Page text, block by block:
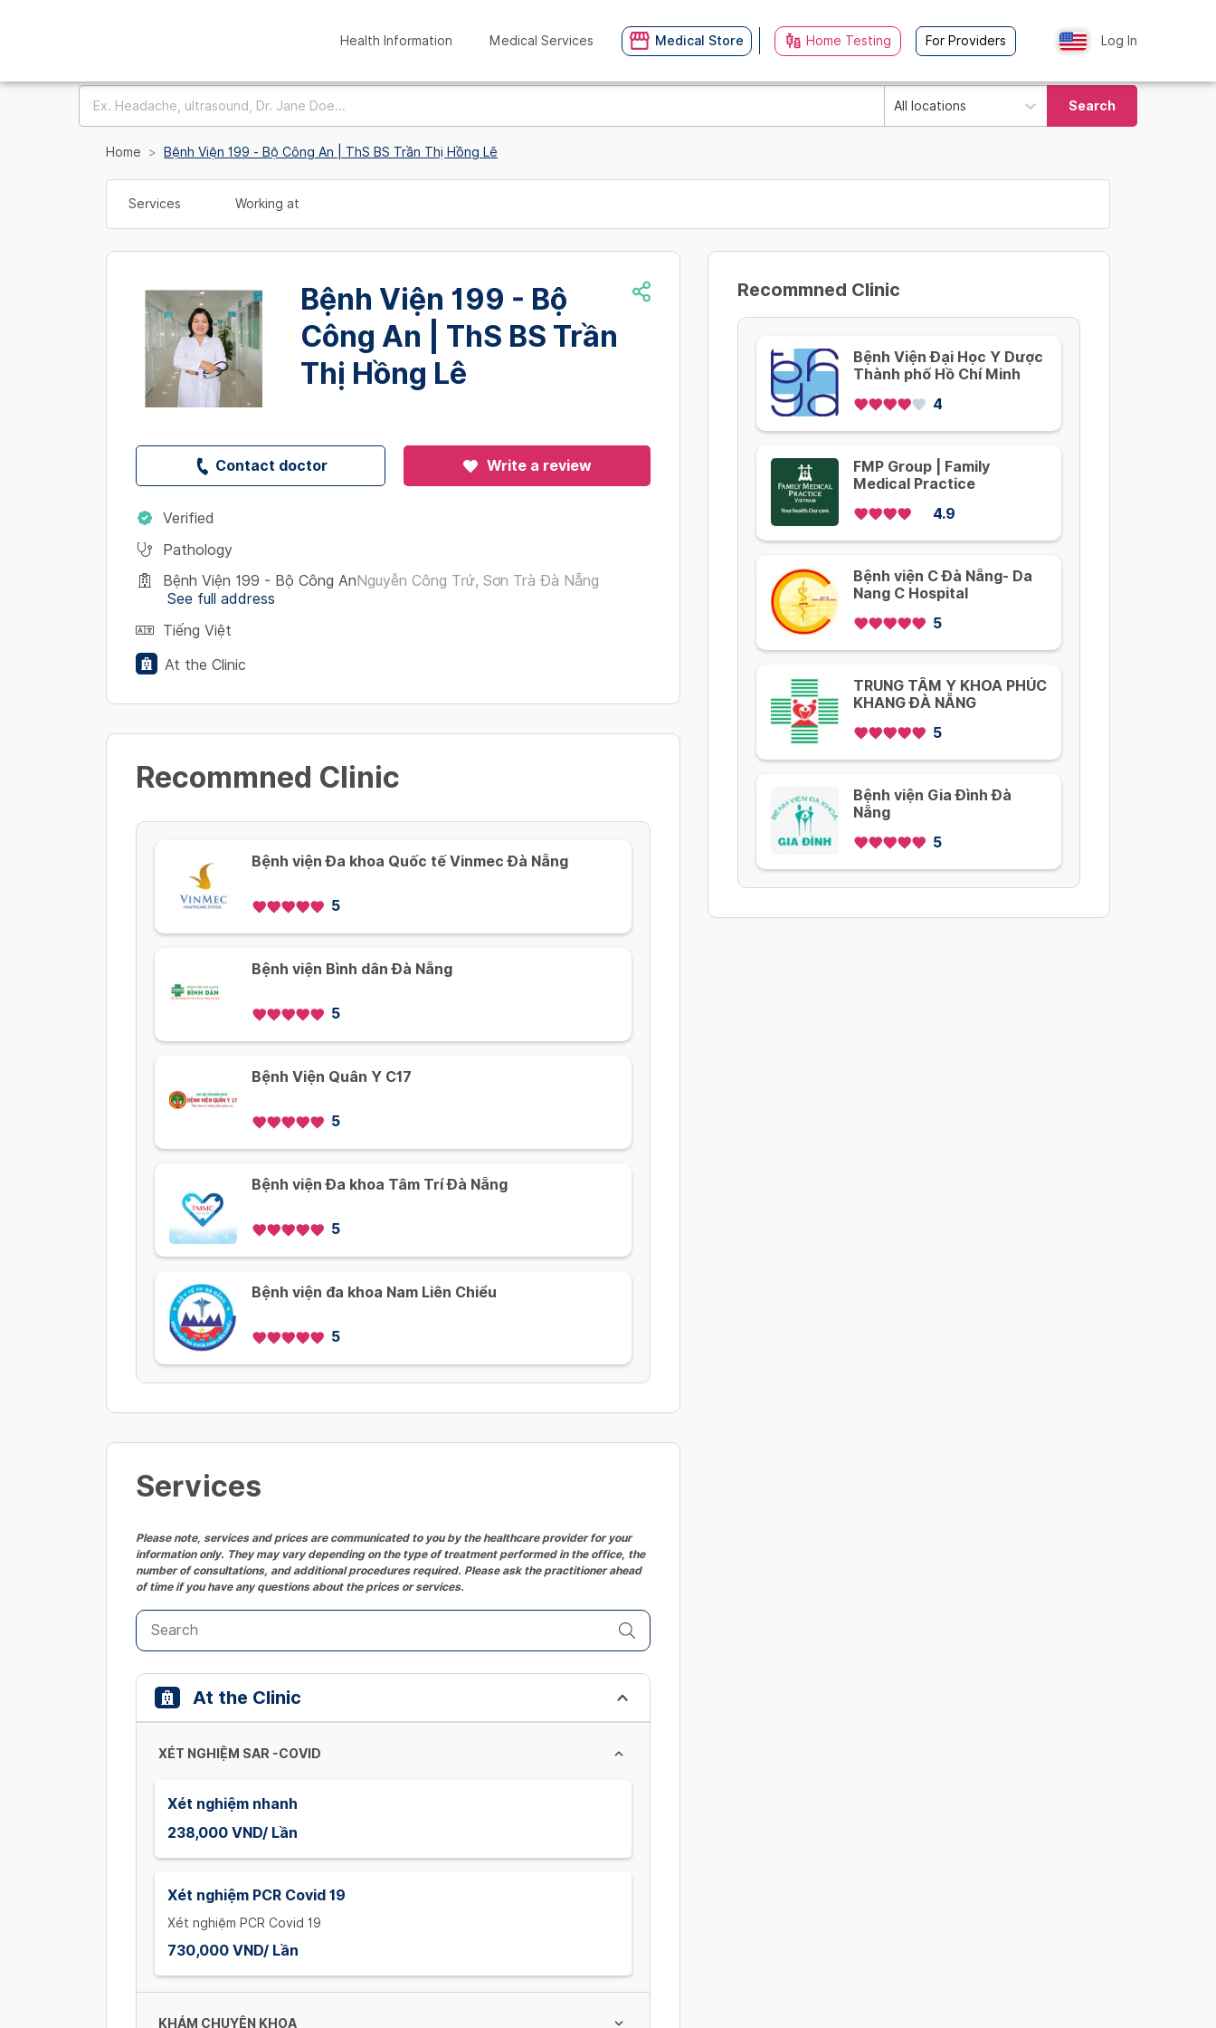
Health Information Medical Services Medical Store Home Testing For Providers Log In
All locations Search
Home Bệnh Viện 199 - Bộ Công An | ThS BS Trần Thị Hồng Lê
Services Working at
Bệnh Viện 199 - Bộ
Công An | ThS BS Trần
Thị Hồng Lê
Contact doctor Write a review
Verified
Pathology
Bệnh Viện 199 - Bộ Công AnNguyễn Công Trứ, Sơn Trà Đà Nẵng
See full address
Tiếng Việt
At the Clinic
Recommned Clinic
Bệnh viện Đa khoa Quốc tế Vinmec Đà Nẵng
5
Bệnh viện Bình dân Đà Nẵng
5
Bệnh Viện Quân Y C17
5
Bệnh viện Đa khoa Tâm Trí Đà Nẵng
5
Bệnh viện đa khoa Nam Liên Chiểu
5
Services
Please note, services and prices are communicated to you by the healthcare provider for your
information only. They may vary depending on the type of treatment performed in the office, the
number of consultations, and additional procedures required. Please ask the practitioner ahead
of time if you have any questions about the prices or services.
At the Clinic
XÉT NGHIỆM SAR -COVID
Xét nghiệm nhanh
238,000 VND/ Lần
Xét nghiệm PCR Covid 19
Xét nghiệm PCR Covid 19
730,000 VND/ Lần
KHÁM CHUYÊN KHOA
Recommned Clinic
Bệnh Viện Đại Học Y Dược
Thành phố Hồ Chí Minh
4
FMP Group | Family
Medical Practice
4.9
Bệnh viện C Đà Nẵng- Da
Nang C Hospital
5
TRUNG TÂM Y KHOA PHÚC
KHANG ĐÀ NẴNG
5
Bệnh viện Gia Đình Đà
Nẵng
5